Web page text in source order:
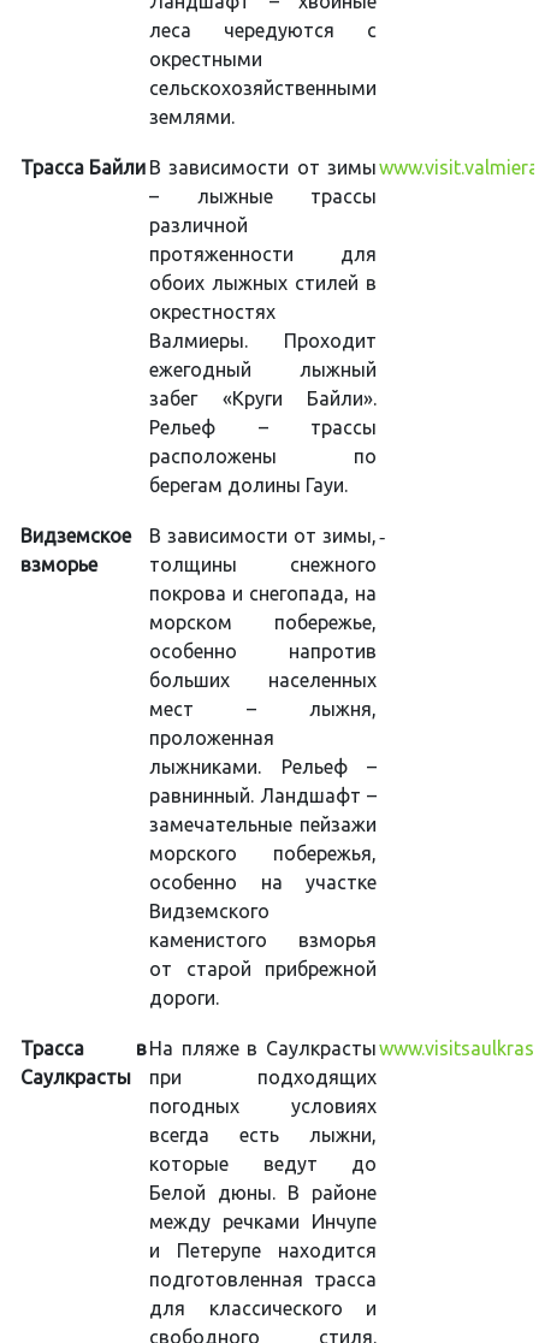
леса чередуются с
окрестными
сельскохозяйственными
землями.
Трасса Байли В зависимости от зимы
– лыжные трассы
различной
протяженности для
обоих лыжных стилей в
окрестностях
Валмиеры. Проходит
ежегодный лыжный
забег «Круги Байли».
Рельеф – трассы
расположены по
берегам долины Гауи.
Видземское
взморье
В зависимости от зимы,
толщины снежного
покрова и снегопада, на
морском побережье,
особенно напротив
больших населенных
мест – лыжня,
проложенная
лыжниками. Рельеф –
равнинный. Ландшафт –
замечательные пейзажи
морского побережья,
особенно на участке
Видземского
каменистого взморья
от старой прибрежной
дороги.
-
Трасса в
Саулкрасты
На пляже в Саулкрасты
при подходящих
погодных условиях
всегда есть лыжни,
которые ведут до
Белой дюны. В районе
между речками Инчупе
и Петерупе находится
подготовленная трасса
для классического и
свободного стиля.